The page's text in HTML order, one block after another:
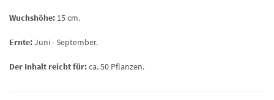
Wuchshöhe: 15 cm.
Ernte:Juni - September.
Der Inhalt reicht für:ca. 50 Pflanzen.